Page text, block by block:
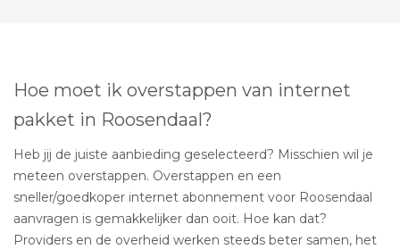
Hoe moet ik overstappen van internet
pakket in Roosendaal?
Heb jij de juiste aanbieding geselecteerd? Misschien wil je
meteen overstappen. Overstappen en een
sneller/goedkoper internet abonnement voor Roosendaal
aanvragen is gemakkelijker dan ooit. Hoe kan dat?
Providers en de overheid werken steeds beter samen, het